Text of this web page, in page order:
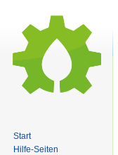
Start
Hilfe-Seiten